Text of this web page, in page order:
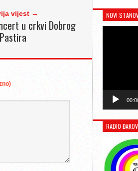
vijest →
u crkvi Dobrog
Pastira
NOVI
RADIO